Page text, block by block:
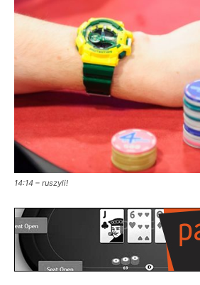
14:14 – ruszyli!